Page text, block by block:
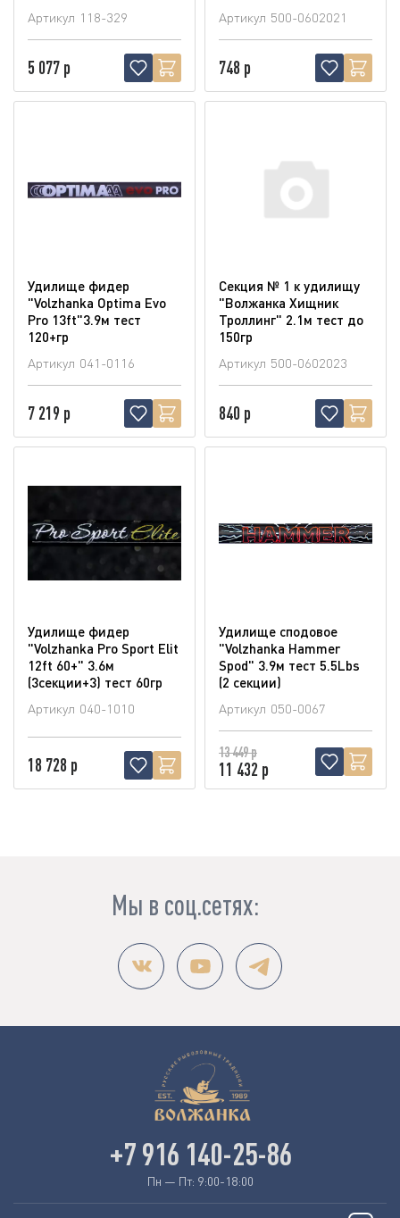
Артикул 118-329
5 077 р
Артикул 500-0602021
748 р
Удилище фидер
"Volzhanka Optima Evo
Pro 13ft"3.9м тест
120+гр
Артикул 041-0116
7 219 р
Секция № 1 к удилищу
"Волжанка Хищник
Троллинг" 2.1м тест до
150гр
Артикул 500-0602023
840 р
Удилище фидер
"Volzhanka Pro Sport Elit
12ft 60+" 3.6м
(3секции+3) тест 60гр
Артикул 040-1010
18 728 р
Удилище сподовое
"Volzhanka Hammer
Spod" 3.9м тест 5.5Lbs
(2 секции)
Артикул 050-0067
13 449 р
11 432 р
Мы в соц.сетях:
+7 916 140-25-86
Пн — Пт: 9:00-18:00